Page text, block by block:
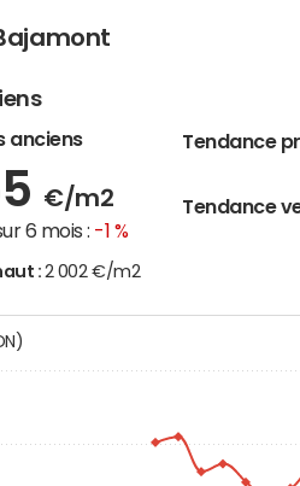
anciens
€/m2
6 mois : -1 %
Tendance
Tendance
: 2 002 €/m2